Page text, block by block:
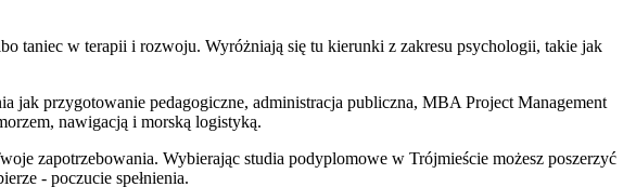
taniec w terapii i rozwoju. Wyróżniają się tu kierunki z zakresu psychologii, takie jak
przygotowanie pedagogiczne, administracja publiczna, MBA Project Management
nawigacją i morską logistyką.
zapotrzebowania. Wybierając studia podyplomowe w Trójmieście możesz poszerzyć
- poczucie spełnienia.